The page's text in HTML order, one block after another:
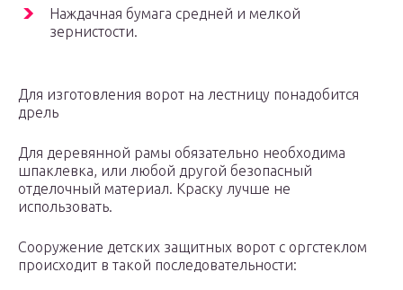
Наждачная бумага средней и мелкой
зернистости.
Для изготовления ворот на лестницу понадобится
дрель
Для деревянной рамы обязательно необходима
шпаклевка, или любой другой безопасный
отделочный материал. Краску лучше не
использовать.
Сооружение детских защитных ворот с оргстеклом
происходит в такой последовательности: